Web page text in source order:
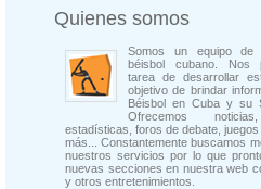
Quienes somos
Somos un equipo de
béisbol cubano. Nos
tarea de desarrollar
objetivo de brindar
Béisbol en Cuba y su
Ofrecemos
estadísticas, foros de debate,
más... Constantemente buscamos
nuestros servicios por lo que
nuevas secciones en nuestra web
y otros entretenimientos.